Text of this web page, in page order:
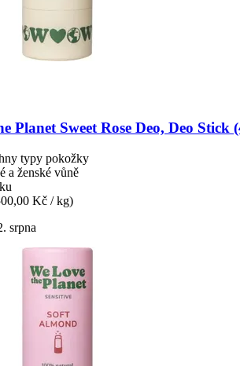
PlanetSweet Rose Deo, Deo Stick
typy pokožky
a ženské vůně
Kč / kg)
srpna